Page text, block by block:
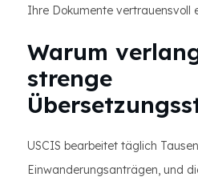
Ihre Dokumente vertrauensvoll
Warum
strenge
USCIS bearbeitet täglich
Einwanderungsanträgen, und